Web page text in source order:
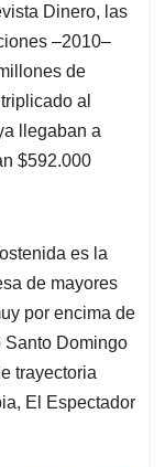
Dinero, las
–2010–
de
al
llegaban a
$592.000
es la
de mayores
por encima de
Santo Domingo
trayectoria
El Espectador